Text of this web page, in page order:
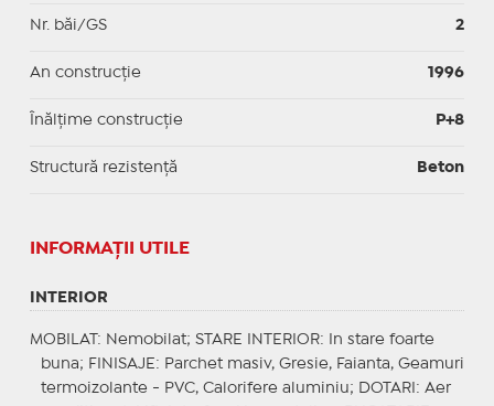
Nr. băi/GS 2
An construcție 1996
Înălțime construcție P+8
Structură rezistență Beton
INFORMAŢII UTILE
INTERIOR
MOBILAT : Nemobilat; STARE INTERIOR: In stare foarte
buna; FINISAJE : Parchet masiv, Gresie, Faianta, Geamuri
termoizolante - PVC, Calorifere aluminiu;
DOTARI : Aer